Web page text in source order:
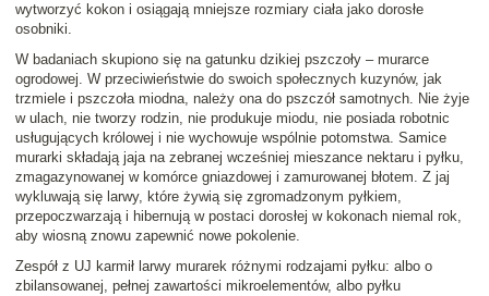
wytworzyć kokon i osiągają mniejsze rozmiary ciała jako dorosłe
osobniki.
W badaniach skupiono się na gatunku dzikiej pszczoły – murarce
ogrodowej. W przeciwieństwie do swoich społecznych kuzynów, jak
trzmiele i pszczoła miodna, należy ona do pszczół samotnych. Nie żyje
w ulach, nie tworzy rodzin, nie produkuje miodu, nie posiada robotnic
usługujących królowej i nie wychowuje wspólnie potomstwa. Samice
murarki składają jaja na zebranej wcześniej mieszance nektaru i pyłku,
zmagazynowanej w komórce gniazdowej i zamurowanej błotem. Z jaj
wykluwają się larwy, które żywią się zgromadzonym pyłkiem,
przepoczwarzają i hibernują w postaci dorosłej w kokonach niemal rok,
aby wiosną znowu zapewnić nowe pokolenie.
Zespół z UJ karmił larwy murarek różnymi rodzajami pyłku: albo o
zbilansowanej, pełnej zawartości mikroelementów, albo pyłku